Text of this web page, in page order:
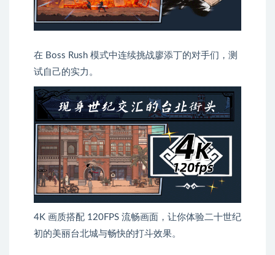
在 Boss Rush 模式中连续挑战廖添丁的对手们，测
试自己的实力。
4K 画质搭配 120FPS 流畅画面，让你体验二十世纪
初的美丽台北城与畅快的打斗效果。